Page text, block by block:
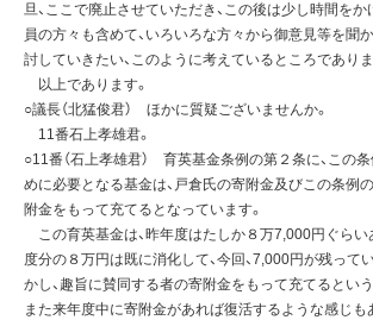
旦、ここで廃止させていただき、この後は少し時間をか
員の方々も含めて、いろいろな方々から御意見等を聞
討していきたい、このように考えているところでありま
以上であります。
○議長（北猛俊君） ほかに質疑ございませんか。
11番石上孝雄君。
○11番（石上孝雄君） 育英基金条例の第２条に、この
めに必要となる基金は、戸倉氏の寄附金及びこの条例
附金をもって充てるとなっています。
この育英基金は、昨年度はたしか８万7,000円ぐらい
度分の８万円は既に消化して、今回、7,000円が残って
かし、趣旨に賛同する者の寄附金をもって充てるという
また来年度中に寄附金があれば復活するような感じも